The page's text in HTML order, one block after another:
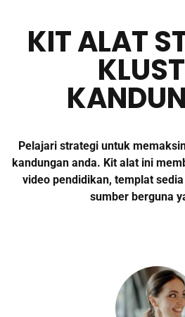
KIT ALAT
Pelajari strategi untuk
kandungan anda. Kit alat ini
video pendidikan, templat
sumber berguna